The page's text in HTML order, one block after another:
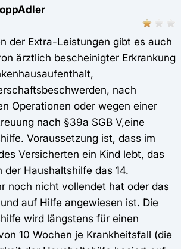
der Extra-Leistungen gibt es auch
ärztlich bescheinigter Erkrankung
nach
Operationen oder wegen einer
nach §39a SGB V,eine
Voraussetzung ist, dass im
Versicherten ein Kind lebt, das
der Haushaltshilfe das 14.
noch nicht vollendet hat oder das
auf Hilfe angewiesen ist. Die
wird längstens für einen
10 Wochen je Krankheitsfall (die